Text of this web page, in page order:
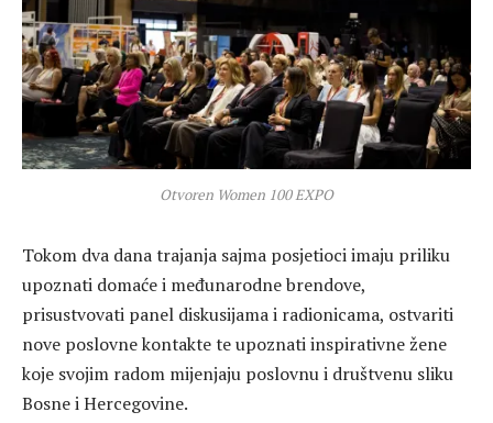
Otvoren Women 100 EXPO
Tokom dva dana trajanja sajma posjetioci imaju priliku
upoznati domaće i međunarodne brendove,
prisustvovati panel diskusijama i radionicama, ostvariti
nove poslovne kontakte te upoznati inspirativne žene
koje svojim radom mijenjaju poslovnu i društvenu sliku
Bosne i Hercegovine.